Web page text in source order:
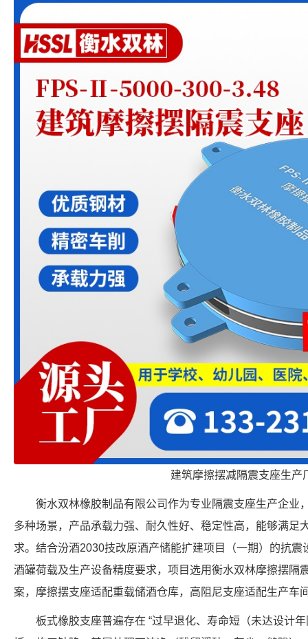
建筑摩擦摆减隔震支座生产
衡水双林橡胶制品有限公司作为专业隔震支座生产企业
多种场景，产品承载力强、耐久性好、稳定性高，能够满足
求。结合汾酒2030技改原酒产储能扩建项目（一期）的抗
酒罐荷载及生产设备精度要求，项目选用衡水双林摩擦摆隔
案，摩擦摆支座适配重载储酒仓库，高阻尼支座适配生产车
板式橡胶支座普遍存在 “过早退化、寿命短（未达设计